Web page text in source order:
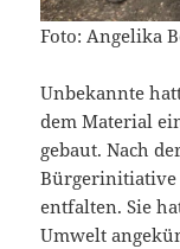
Foto: Angelika
Unbekannte
dem Material
gebaut. Nach
entfalten. Sie
Umwelt